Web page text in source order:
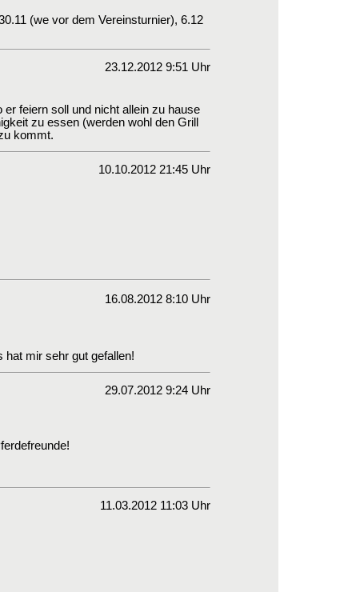
(we vor dem Vereinsturnier), 6.12
23.12.2012 9:51 Uhr
feiern soll und nicht allein zu hause
zu essen (werden wohl den Grill
kommt.
10.10.2012 21:45 Uhr
16.08.2012 8:10 Uhr
hat mir sehr gut gefallen!
29.07.2012 9:24 Uhr
11.03.2012 11:03 Uhr